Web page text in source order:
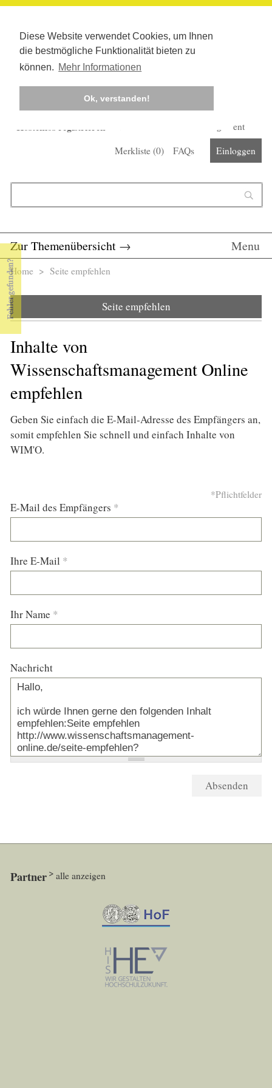
Diese Website verwendet Cookies, um Ihnen
die bestmögliche Funktionalität bieten zu
können. Mehr Informationen
Ok, verstanden!
Kostenlos registrieren
Corona-Management
Merkliste (0) FAQs Einloggen
Zur Themenübersicht → Menu
Sie sind hier
Home > Seite empfehlen
Seite empfehlen
Inhalte von
Wissenschaftsmanagement Online
empfehlen
Geben Sie einfach die E-Mail-Adresse des Empfängers an,
somit empfehlen Sie schnell und einfach Inhalte von
WIM'O.
*Pflichtfelder
E-Mail des Empfängers *
Ihre E-Mail *
Ihr Name *
Nachricht
Partner alle anzeigen